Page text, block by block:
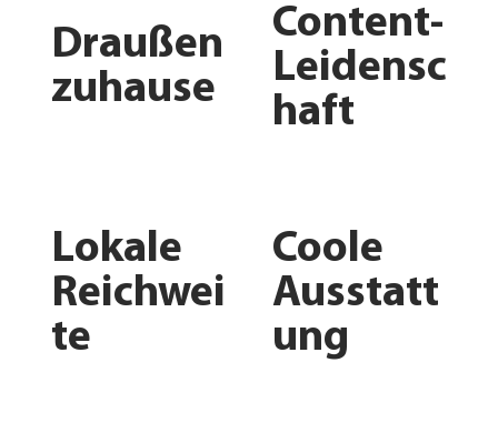
Draußen
zuhause
Content-
Leidensc
haft
Lokale
Reichwei
te
Coole
Ausstatt
ung